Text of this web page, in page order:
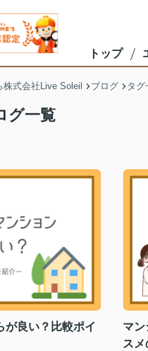
トップ
式会社Live Soleil ブログ タグ
グ一覧
が良い？比較ポイ
マン
ス